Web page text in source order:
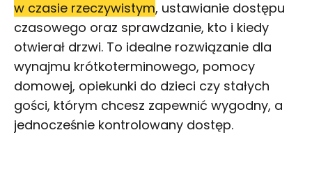
w czasie rzeczywistym, ustawianie dostępu
czasowego oraz sprawdzanie, kto i kiedy
otwierał drzwi. To idealne rozwiązanie dla
wynajmu krótkoterminowego, pomocy
domowej, opiekunki do dzieci czy stałych
gości, którym chcesz zapewnić wygodny, a
jednocześnie kontrolowany dostęp.